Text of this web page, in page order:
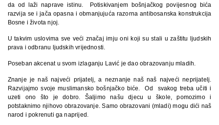
da od laži naprave istinu. Potiskivanjem bošnjačkog povijesnog bića
razvija se i jača opasna i obmanjujuća razorna antibosanska konstrukcija
Bosne i života njoj.
U takvim uslovima sve veći značaj imju oni koji su stali u zaštitu ljudskih
prava i odbranu ljudskih vrijednosti.
Poseban akcenat u svom izlaganju Lavić je dao obrazovanju mladih.
Znanje je naš najveći prijatelj, a neznanje naš naš najveći neprijatelj.
Razvijajmo svoje muslimansko bošnjačko biće. Od svakog treba učiti i
uzeti ono što je dobro. Šaljimo našu djecu u škole, pomozimo i
potstaknimo njihovo obrazovanje. Samo obrazovani (mladi) mogu dići naš
narod i pokrenuti ga naprijed.